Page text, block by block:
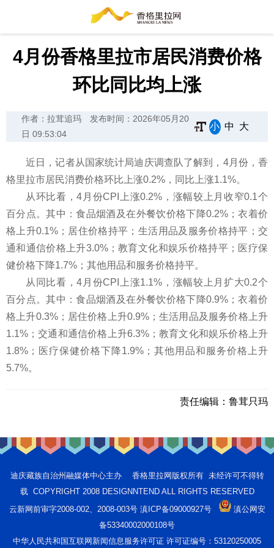
4月份香格里拉市居民消费价格
环比同比均上涨
作者：拉茸追玛
发布时间：2026年05月20
日 09:53:04
小 中 大
近日，记者从国家统计局迪庆调查队了解到，4月份，香
格里拉市居民消费价格环比上涨0.2%，同比上涨1.1%。
从环比看，4月份CPI上涨0.2%，涨幅较上月收窄0.1个
百分点。其中：食品烟酒及在外餐饮价格下降0.2%；衣着价
格上升0.1%；居住价格持平；生活用品及服务价格持平；交
通和通信价格上升3.0%；教育文化和娱乐价格持平；医疗保
健价格下降1.7%；其他用品和服务价格持平。
从同比看，4月份CPI上涨1.1%，涨幅较上月扩大0.2个
百分点。其中：食品烟酒及在外餐饮价格下降0.9%；衣着价
格上升0.3%；居住价格上升0.9%；生活用品及服务价格上升
1.1%；交通和通信价格上升6.3%；教育文化和娱乐价格上升
1.8%；医疗保健价格下降1.9%；其他用品和服务价格上升
5.7%。
责任编辑： 鲁茸只玛
迪庆藏族自治州融媒体中心主办 香格里拉网版权所有 未经许可不得转
载 COPYRIGHT 2008 DESIGNNTEND ALL RIGHTS RESERVED
云新网前审字2008-002、2008-003号 滇ICP备09000927号
滇公网安
备53340002000108号
中华人民共和国互联网新闻信息服务许可证 许可证编号：53120250005